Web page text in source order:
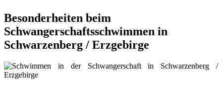
Besonderheiten beim
Schwangerschaftsschwimmen in
Schwarzenberg / Erzgebirge